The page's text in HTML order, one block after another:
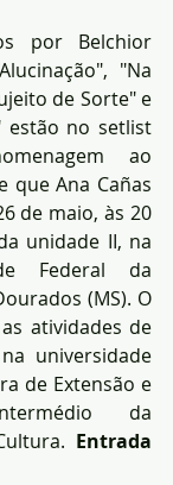
por Belchior
"Na
de Sorte" e
estão no setlist
ao
que Ana Cañas
de maio, às 20
unidade II, na
Federal da
(MS). O
atividades de
universidade
de Extensão e
da
Entrada